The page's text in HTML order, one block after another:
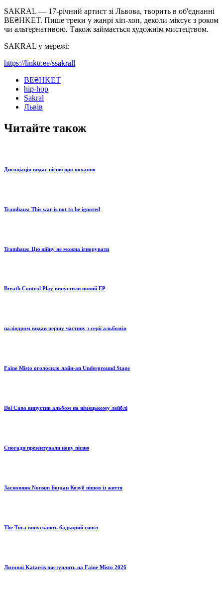
SAKRAL — 17-річний артист зі Львова, творить в об'єднанні
BE₴HKET. Пише треки у жанрі хіп-хоп, деколи міксує з роком
чи альтернативою. Також займається художнім мистецтвом.
SAKRAL у мережі:
https://linktr.ee/ssakrall
BE₴HKET
hip-hop
Sakral
Львів
Читайте також
Дисоціація видає пісню про кохання
Tramhaus: Тhis war is not to be ignored
Tramhaus: Цю війну не можна ігнорувати
Breath Control Play випустили новий EP
паліндром видав першу частину з серії альбомів
Faine Misto оголосило лайн-ап Underground Stage
Del Cano випустив альбом на німецькому лейблі
Спогади презентували нову пісню
Засновник Nonsun Богдан Козуб пішов із життя
The Тяга випускають бадьорий сингл
Литовці Katarsis виступлять на Faine Misto 2026